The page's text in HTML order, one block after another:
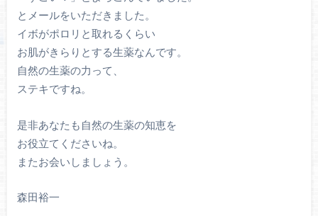
とメールをいただきました。
イボがポロリと取れるくらい
お肌がきらりとする生薬なんです。
自然の生薬の力って、
ステキですね。
是非あなたも自然の生薬の知恵を
お役立てくださいね。
またお会いしましょう。
森田裕一